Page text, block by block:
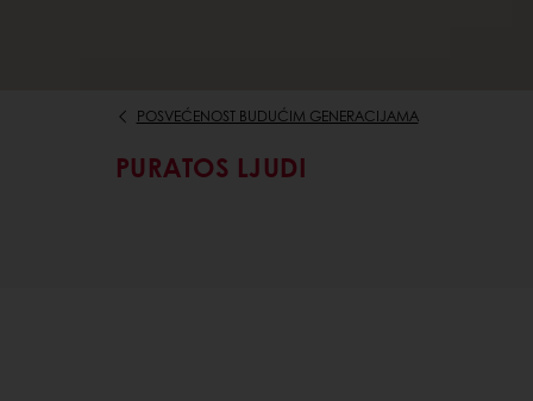
POSVEĆENOST BUDUĆIM GENERACIJAMA
PURATOS LJUDI